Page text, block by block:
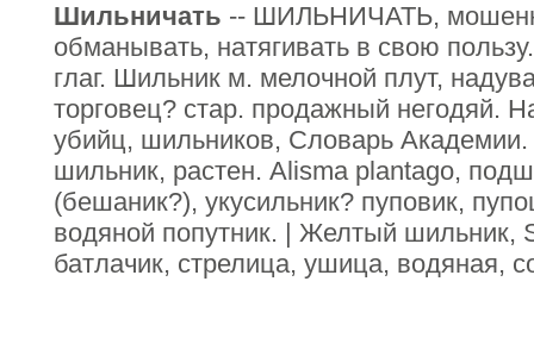
Шильничать -- ШИЛЬНИЧАТЬ,
обманывать, натягивать в свою
глаг. Шильник м. мелочной плут,
торговец? стар. продажный негодяй.
убийц, шильников, Словарь
шильник, растен. Alisma plantago,
(бешаник?), укусильник? пуповик,
водяной попутник. | Желтый шильник,
батлачик, стрелица, ушица, водяная,